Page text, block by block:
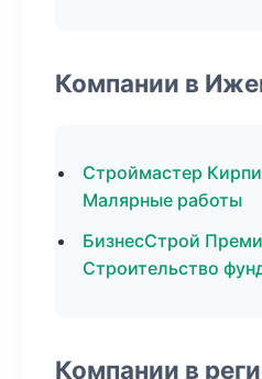
Компании в
Строймастер
Малярные работы
БизнесСтрой
Строительство
Компании в